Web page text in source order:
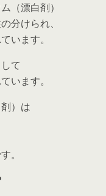
（漂白剤）
分けられ、
います。
て
います。
）は
。